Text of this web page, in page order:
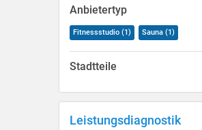
Anbietertyp
Fitnessstudio (1) Sauna (1)
Stadtteile
Leistungsdiagnostik